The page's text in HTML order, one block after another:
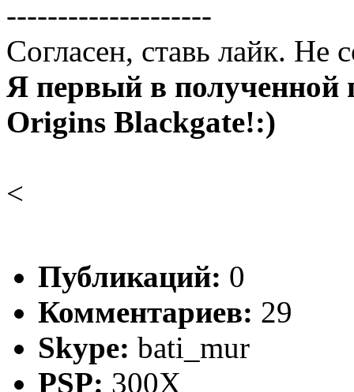
--------------------
Согласен, ставь лайк. Не
Я первый в полученной
Origins Blackgate!:)
<
Публикаций: 0
Комментариев: 29
Skype: bati_mur
PSP: 300X